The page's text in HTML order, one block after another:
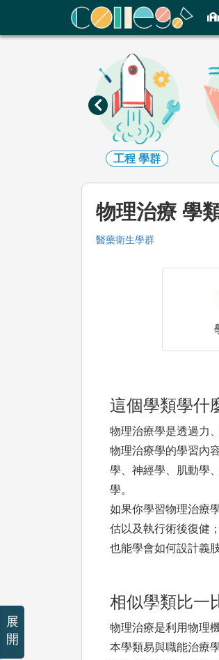
ColleGo! 大學選才與高中育才
工程 學群
物理治療 學
醫藥衛生學群
這個學類學什
物理治療學是透過力
物理治療學的學習內
學、神經學、肌動學
學。
如果你學習物理治療
估以及執行術後復健
也能學會如何設計義
相似學類比一
物理治療是利用物理
本學類易與職能治療
展
開